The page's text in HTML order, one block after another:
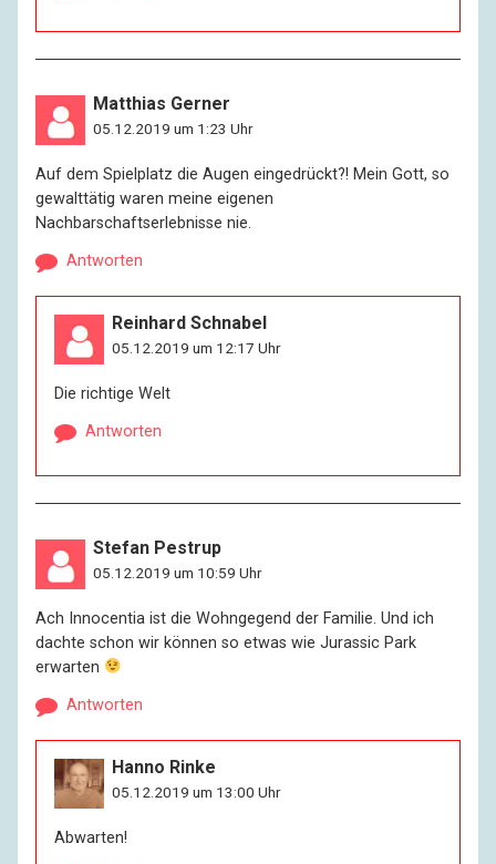
Matthias Gerner
05.12.2019 um 1:23 Uhr
Auf dem Spielplatz die Augen eingedrückt?! Mein Gott, so
gewalttätig waren meine eigenen
Nachbarschaftserlebnisse nie.
Antworten
Reinhard Schnabel
05.12.2019 um 12:17 Uhr
Die richtige Welt
Antworten
Stefan Pestrup
05.12.2019 um 10:59 Uhr
Ach Innocentia ist die Wohngegend der Familie. Und ich
dachte schon wir können so etwas wie Jurassic Park
erwarten
Antworten
Hanno Rinke
05.12.2019 um 13:00 Uhr
Abwarten!